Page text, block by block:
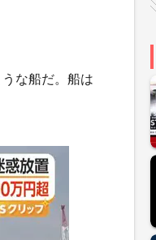
な船だ。船は